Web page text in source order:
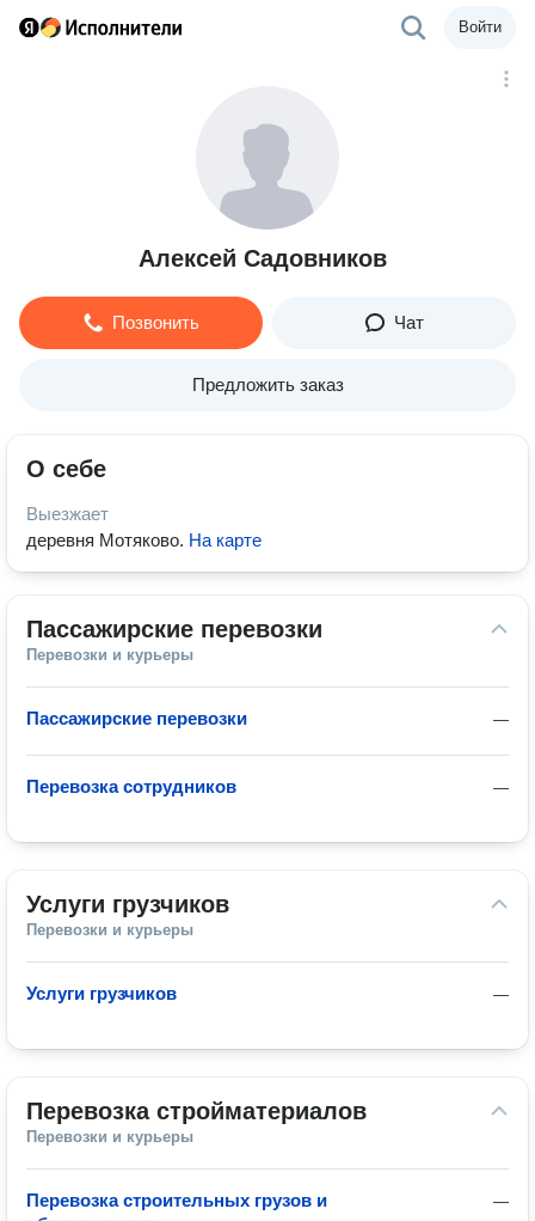
Войти
Алексей Садовников
Позвонить Чат
Предложить заказ
О себе
Выезжает
деревня Мотяково. На карте
Пассажирские перевозки
Перевозки и курьеры
—
Пассажирские перевозки
—
Перевозка сотрудников
Услуги грузчиков
Перевозки и курьеры
—
Услуги грузчиков
Перевозка стройматериалов
Перевозки и курьеры
—
Перевозка строительных грузов и